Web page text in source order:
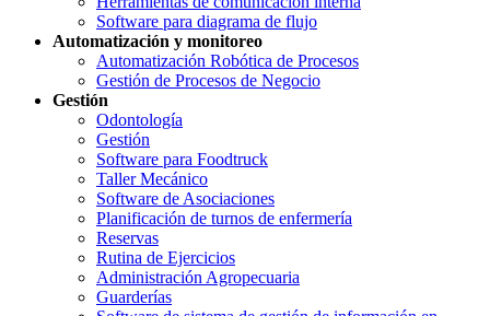
Software para diagrama de flujo
Automatización y monitoreo
Automatización Robótica de Procesos
Gestión de Procesos de Negocio
Gestión
Odontología
Gestión
Software para Foodtruck
Taller Mecánico
Software de Asociaciones
Planificación de turnos de enfermería
Reservas
Rutina de Ejercicios
Administración Agropecuaria
Guarderías